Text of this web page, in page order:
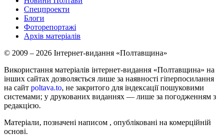
Спецпроекти
Блоги
Фоторепортажі
Архів матеріалів
© 2009 – 2026 Інтернет-видання «Полтавщина»
Використання матеріалів інтернет-видання «Полтавщина» на
інших сайтах дозволяється лише за наявності гіперпосилання
на сайт poltava.to, не закритого для індексації пошуковими
системами; у друкованих виданнях — лише за погодженням з
редакцією.
Матеріали, позначені написом , опубліковані на комерційній
основі.